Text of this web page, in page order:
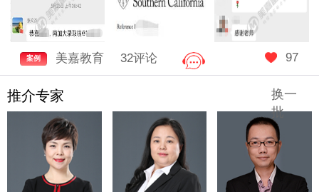
案例 美嘉教育 32评论 97
推介专家
换一
批